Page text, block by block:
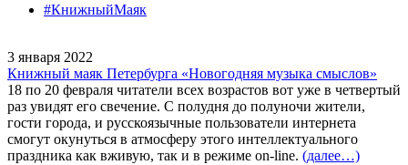
#КнижныйМаяк
3 января 2022
Книжный маяк Петербурга «Новогодняя музыка смыслов»
18 по 20 февраля читатели всех возрастов вот уже в четвертый
раз увидят его свечение. С полудня до полуночи жители,
гости города, и русскоязычные пользователи интернета
смогут окунуться в атмосферу этого интеллектуального
праздника как вживую, так и в режиме on-line. (далее…)